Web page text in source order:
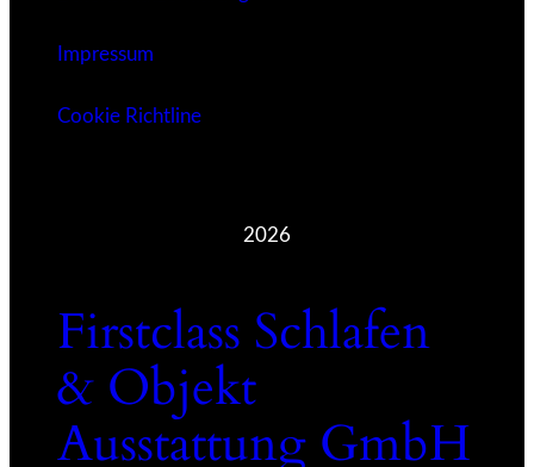
Impressum
Cookie Richtline
2026
Firstclass Schlafen
& Objekt
Ausstattung GmbH